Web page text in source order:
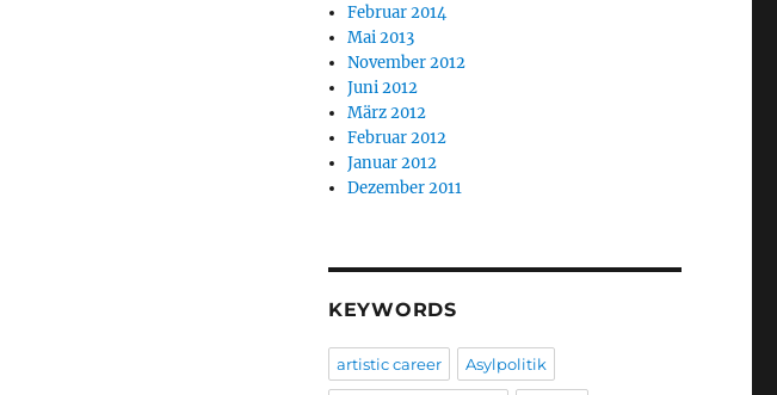
Februar 2014
Mai 2013
November 2012
Juni 2012
März 2012
Februar 2012
Januar 2012
Dezember 2011
KEYWORDS
artistic career Asylpolitik